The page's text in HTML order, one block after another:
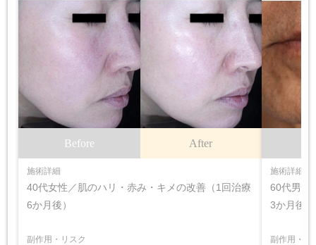
Before After
施術詳細
40代女性／肌のハリ・赤み・キメの改善（1回治療
6か月後）
副作用・リスク
施術詳細
60代男性
3か月後）
副作用・リ